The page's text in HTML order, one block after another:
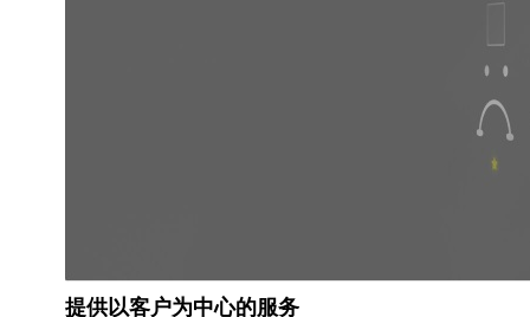
提供以客户为中心的服务